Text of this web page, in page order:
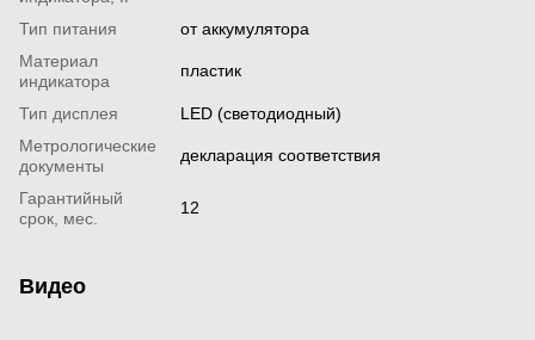
Тип питания
от аккумулятора
Материал
индикатора
пластик
Тип дисплея
LED (светодиодный)
Метрологические
документы
декларация соответствия
Гарантийный
срок, мес.
12
Видео